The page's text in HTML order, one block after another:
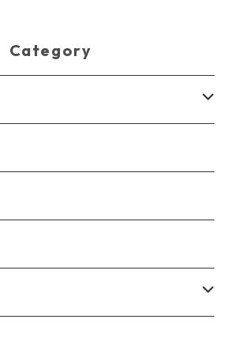
Category